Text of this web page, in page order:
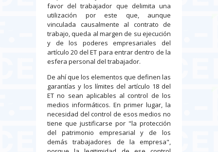
favor del trabajador que delimita una
utilización por este que, aunque
vinculada causalmente al contrato de
trabajo, queda al margen de su ejecución
y de los poderes empresariales del
artículo 20 del ET para entrar dentro de la
esfera personal del trabajador.
De ahí que los elementos que definen las
garantías y los límites del artículo 18 del
ET no sean aplicables al control de los
medios informáticos. En primer lugar, la
necesidad del control de esos medios no
tiene que justificarse por "la protección
del patrimonio empresarial y de los
demás trabajadores de la empresa",